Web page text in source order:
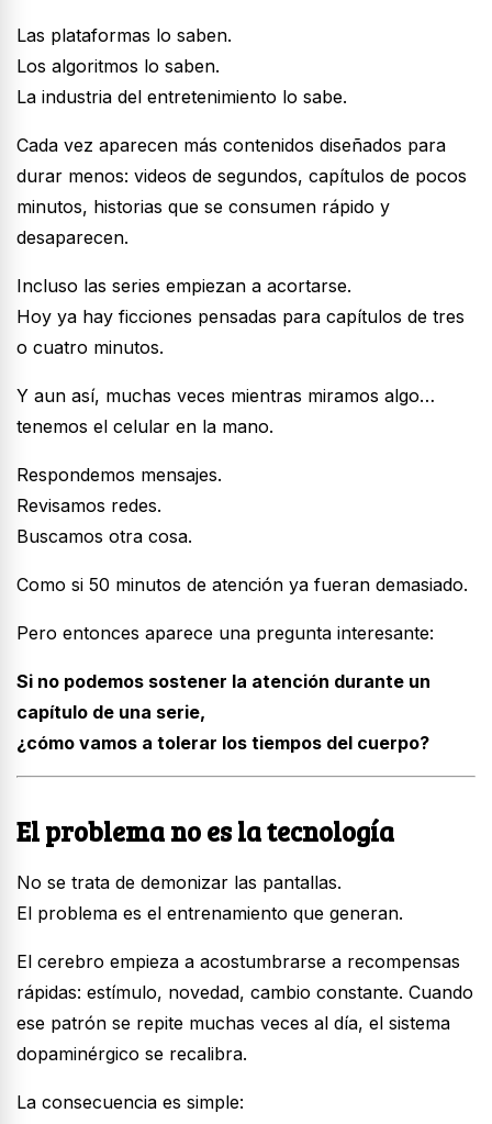
Las plataformas lo saben.
Los algoritmos lo saben.
La industria del entretenimiento lo sabe.
Cada vez aparecen más contenidos diseñados para
durar menos: videos de segundos, capítulos de pocos
minutos, historias que se consumen rápido y
desaparecen.
Incluso las series empiezan a acortarse.
Hoy ya hay ficciones pensadas para capítulos de tres
o cuatro minutos.
Y aun así, muchas veces mientras miramos algo…
tenemos el celular en la mano.
Respondemos mensajes.
Revisamos redes.
Buscamos otra cosa.
Como si 50 minutos de atención ya fueran demasiado.
Pero entonces aparece una pregunta interesante:
Si no podemos sostener la atención durante un
capítulo de una serie,
¿cómo vamos a tolerar los tiempos del cuerpo?
El problema no es la tecnología
No se trata de demonizar las pantallas.
El problema es el entrenamiento que generan.
El cerebro empieza a acostumbrarse a recompensas
rápidas: estímulo, novedad, cambio constante. Cuando
ese patrón se repite muchas veces al día, el sistema
dopaminérgico se recalibra.
La consecuencia es simple: